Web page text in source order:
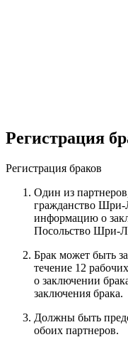
Регистрация
Регистрация браков
Один из
гражданство Шри-
информацию о
Посольство Шри-
Брак может быть
течение 12
о заключении
заключения брака.
Должны быть
обоих партнеров.